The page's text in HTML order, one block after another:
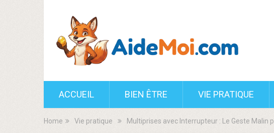
ACCUEIL BIEN ÊTRE VIE PRATIQUE
Home Vie pratique Multiprises avec Interrupteur : Le Geste Malin